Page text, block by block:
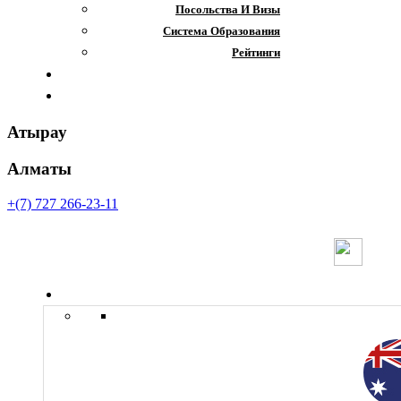
Посольства И Визы
Система Образования
Рейтинги
Атырау
Алматы
+(7) 727 266-23-11